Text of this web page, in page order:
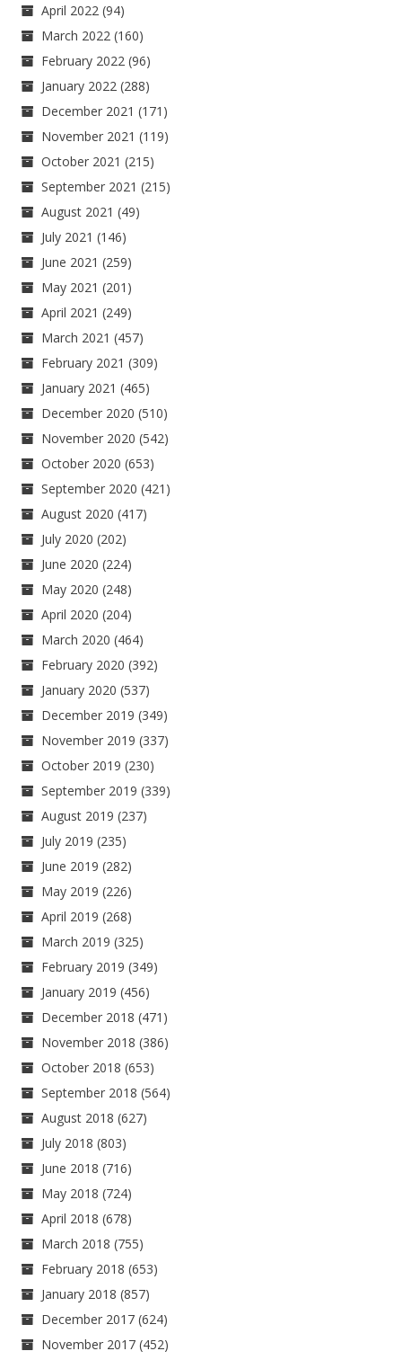
April 2022 (94)
March 2022 (160)
February 2022 (96)
January 2022 (288)
December 2021 (171)
November 2021 (119)
October 2021 (215)
September 2021 (215)
August 2021 (49)
July 2021 (146)
June 2021 (259)
May 2021 (201)
April 2021 (249)
March 2021 (457)
February 2021 (309)
January 2021 (465)
December 2020 (510)
November 2020 (542)
October 2020 (653)
September 2020 (421)
August 2020 (417)
July 2020 (202)
June 2020 (224)
May 2020 (248)
April 2020 (204)
March 2020 (464)
February 2020 (392)
January 2020 (537)
December 2019 (349)
November 2019 (337)
October 2019 (230)
September 2019 (339)
August 2019 (237)
July 2019 (235)
June 2019 (282)
May 2019 (226)
April 2019 (268)
March 2019 (325)
February 2019 (349)
January 2019 (456)
December 2018 (471)
November 2018 (386)
October 2018 (653)
September 2018 (564)
August 2018 (627)
July 2018 (803)
June 2018 (716)
May 2018 (724)
April 2018 (678)
March 2018 (755)
February 2018 (653)
January 2018 (857)
December 2017 (624)
November 2017 (452)